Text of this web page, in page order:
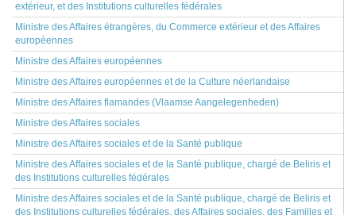
extérieur, et des Institutions culturelles fédérales
Ministre des Affaires étrangères, du Commerce extérieur et des Affaires
européennes
Ministre des Affaires européennes
Ministre des Affaires européennes et de la Culture néerlandaise
Ministre des Affaires flamandes (Vlaamse Aangelegenheden)
Ministre des Affaires sociales
Ministre des Affaires sociales et de la Santé publique
Ministre des Affaires sociales et de la Santé publique, chargé de Beliris et
des Institutions culturelles fédérales
Ministre des Affaires sociales et de la Santé publique, chargé de Beliris et
des Institutions culturelles fédérales, des Affaires sociales, des Familles et